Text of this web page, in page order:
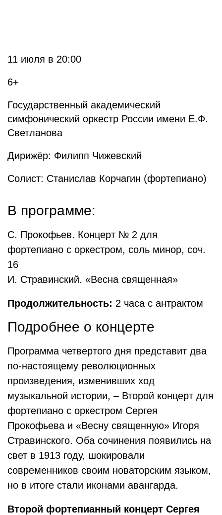
11 июля в 20:00
6+
Государственный академический
симфонический оркестр России имени Е.Ф.
Светланова
Дирижёр: Филипп Чижевский
Солист: Станислав Корчагин (фортепиано)
В программе:
С. Прокофьев. Концерт № 2 для
фортепиано с оркестром, соль минор, соч.
16
И. Стравинский. «Весна священная»
Продолжительность: 2 часа с антрактом
Подробнее о концерте
Программа четвертого дня представит два
по-настоящему революционных
произведения, изменивших ход
музыкальной истории, – Второй концерт для
фортепиано с оркестром Сергея
Прокофьева и «Весну священную» Игоря
Стравинского. Оба сочинения появились на
свет в 1913 году, шокировали
современников своим новаторским языком,
но в итоге стали иконами авангарда.
Второй фортепианный концерт Сергея